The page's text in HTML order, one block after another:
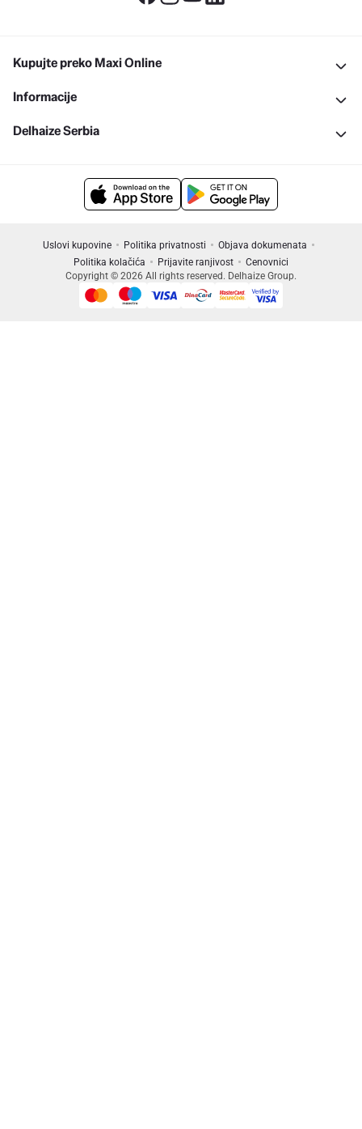
Kupujte preko Maxi Online
Informacije
Delhaize Serbia
Uslovi kupovine Politika privatnosti
Objava dokumenata
Politika kolačića
Prijavite ranjivost
Cenovnici
Copyright © 2026 All rights reserved. Delhaize Group.